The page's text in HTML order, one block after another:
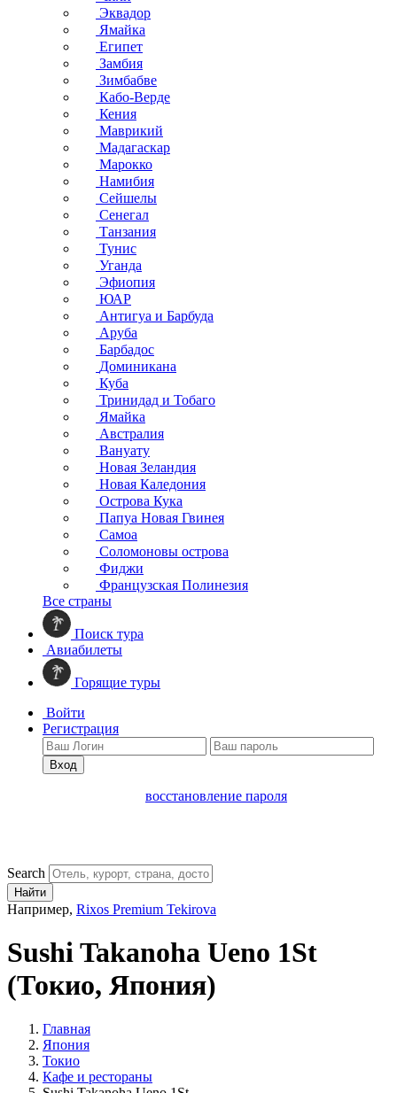
Эквадор
Ямайка
Египет
Замбия
Зимбабве
Кабо-Верде
Кения
Маврикий
Мадагаскар
Марокко
Намибия
Сейшелы
Сенегал
Танзания
Тунис
Уганда
Эфиопия
ЮАР
Антигуа и Барбуда
Аруба
Барбадос
Доминикана
Куба
Тринидад и Тобаго
Ямайка
Австралия
Вануату
Новая Зеландия
Новая Каледония
Острова Кука
Папуа Новая Гвинея
Самоа
Соломоновы острова
Фиджи
Французская Полинезия
Все страны
Поиск тура
Авиабилеты
Горящие туры
Войти
Регистрация
Вход
восстановление пароля
Search
Найти
Например, Rixos Premium Tekirova
Sushi Takanoha Ueno 1St
(Токио, Япония)
Главная
Япония
Токио
Кафе и рестораны